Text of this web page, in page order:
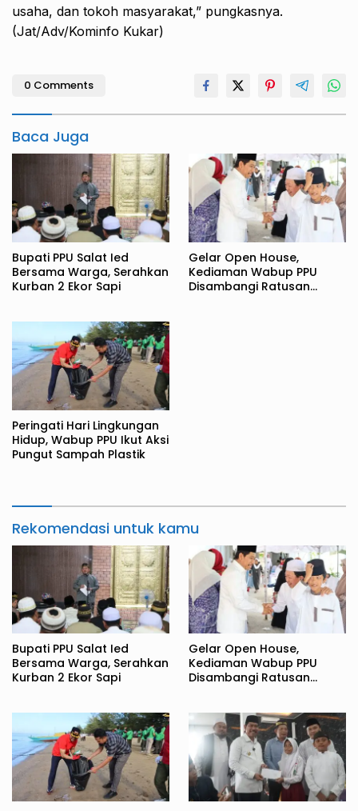
usaha, dan tokoh masyarakat,” pungkasnya.
(Jat/Adv/Kominfo Kukar)
0 Comments
Baca Juga
Bupati PPU Salat Ied
Bersama Warga, Serahkan
Kurban 2 Ekor Sapi
Gelar Open House,
Kediaman Wabup PPU
Disambangi Ratusan
Peringati Hari Lingkungan
Hidup, Wabup PPU Ikut Aksi
Pungut Sampah Plastik
Rekomendasi untuk kamu
Bupati PPU Salat Ied
Bersama Warga, Serahkan
Kurban 2 Ekor Sapi
Gelar Open House,
Kediaman Wabup PPU
Disambangi Ratusan